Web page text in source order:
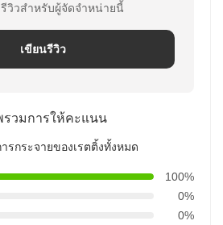
รีวิวสําหรับผู้จัดจําหน่ายนี้
เขียนรีวิว
รวมการให้คะแนน
รกระจายของเรตติ้งทั้งหมด
100%
0%
0%